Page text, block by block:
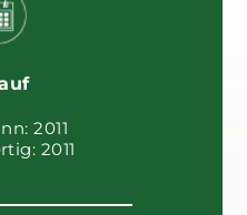
2011
2011